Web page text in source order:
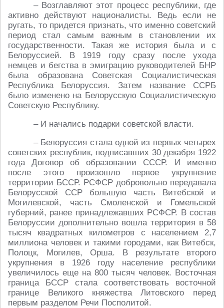
– Возглавляют этот процесс республики, где
активно действуют националисты. Ведь если не
ругать, то придется признать, что именно советский
период стал самым важным в становлении их
государственности. Такая же история была и с
Белоруссией. В 1919 году сразу после ухода
немцев и бегства в эмиграцию руководителей БНР
была образована Советская Социалистическая
Республика Белоруссия. Затем название ССРБ
было изменено на Белорусскую Социалистическую
Советскую Республику.
– И начались подарки советской власти.
– Белоруссия стала одной из первых четырех
советских республик, подписавших 30 декабря 1922
года Договор об образовании СССР. И именно
после этого произошло первое укрупнение
территории БССР. РСФСР добровольно передавала
Белорусской ССР большую часть Витебской и
Могилевской, часть Смоленской и Гомельской
губерний, ранее принадлежавших РСФСР. В состав
Белоруссии дополнительно вошла территория в 58
тысяч квадратных километров с населением 2,7
миллиона человек и такими городами, как Витебск,
Полоцк, Могилев, Орша. В результате второго
укрупнения в 1926 году население республики
увеличилось еще на 800 тысяч человек. Восточная
граница БССР стала соответствовать восточной
границе Великого княжества Литовского перед
первым разделом Речи Посполитой.